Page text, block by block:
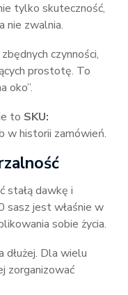
tylko skuteczność,
nie zwalnia.
czynności,
prostotę. To
oko”.
to SKU:
w historii zamówień.
stałą dawkę i
sasz jest właśnie w
sobie życia.
dłużej. Dla wielu
zorganizować